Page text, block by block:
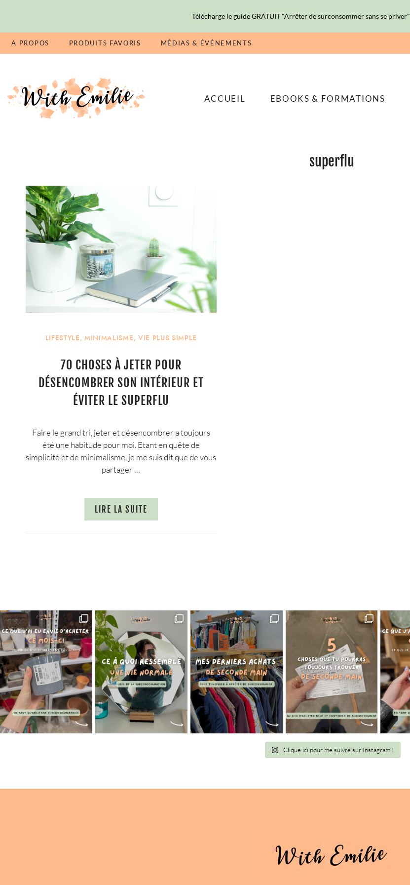
A PROPOS PRODUITS FAVORIS MÉDIAS & ÉVÉNEMENTS
ACCUEIL EBOOKS & FORMATIONS
superflu
LIFESTYLE,MINIMALISME, VIE PLUS SIMPLE
70 CHOSES À JETER POUR
DÉSENCOMBRER SON INTÉRIEUR ET
ÉVITER LE SUPERFLU
Faire le grand tri, jeter et désencombrer a toujours
été une habitude pour moi. Etant en quête de
simplicité et de minimalisme, je me suis dit que de vous
partager …
LIRE LA SUITE
Clique ici pour me suivre sur Instagram !
Télécharge le guide GRATUIT "Arrêter de surconsommer sans se priver"